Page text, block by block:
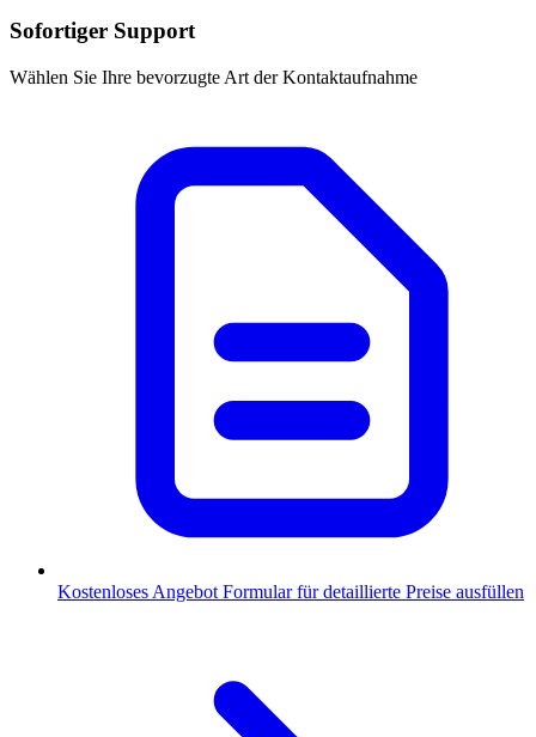
Sofortiger Support
Wählen Sie Ihre bevorzugte Art der Kontaktaufnahme
Kostenloses Angebot Formular für detaillierte Preise ausfüllen